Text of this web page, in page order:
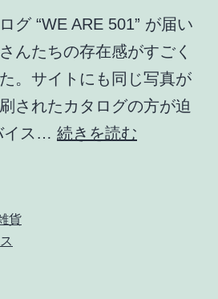
グ “WE ARE 501” が届い
んたちの存在感がすごく
。サイトにも同じ写真が
されたカタログの方が迫
イス… 続きを読む
貨